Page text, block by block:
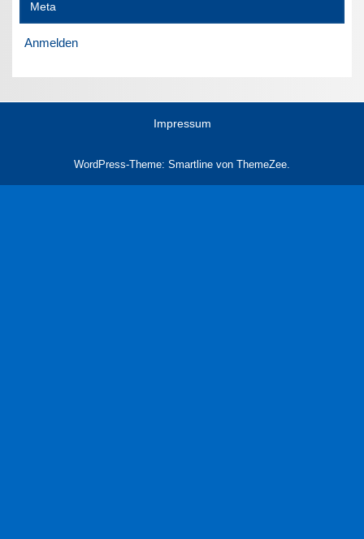
Meta
Anmelden
Impressum
WordPress-Theme: Smartline von ThemeZee.